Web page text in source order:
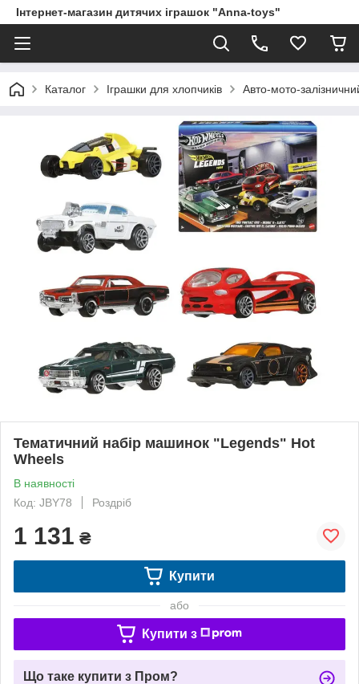
Інтернет-магазин дитячих іграшок "Anna-toys"
Каталог Іграшки для хлопчиків Авто-мото-
Тематичний набір машинок "Legends" Hot
Wheels
В наявності
Код: JBY78
Роздріб
1 131 ₴
Купити
або
Купити з
Що таке купити з Пром?